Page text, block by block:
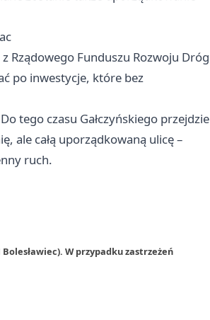
Rządowego Funduszu Rozwoju Dróg
po inwestycje, które bez
tego czasu Gałczyńskiego przejdzie
ale całą uporządkowaną ulicę –
ruch.
W przypadku zastrzeżeń